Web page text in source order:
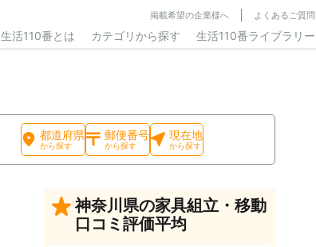
掲載希望の企業様へ よくあるご質問
生活110番とは カテゴリから探す 生活110番ライブラリー
都道府県
から探す
郵便番号
から探す
現在地
から探す
神奈川県の家具組立・移動
口コミ評価平均